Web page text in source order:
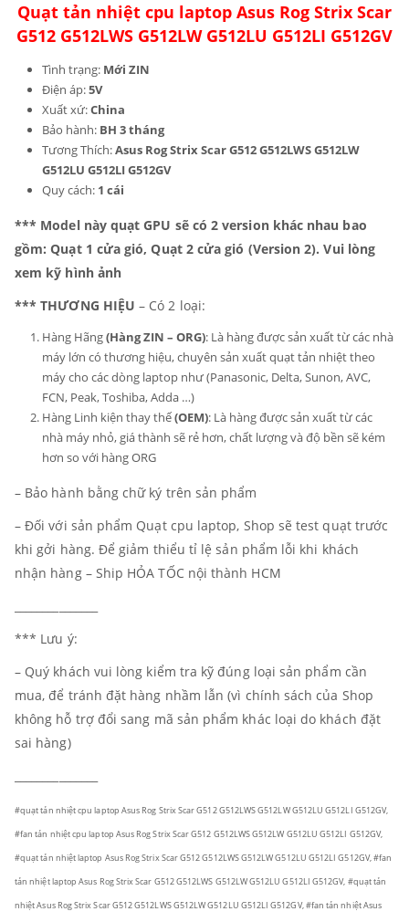
Quạt tản nhiệt cpu laptop Asus Rog Strix Scar
G512 G512LWS G512LW G512LU G512LI G512GV
Tình trạng: Mới ZIN
Điện áp:5V
Xuất xứ:China
Bảo hành: BH 3 tháng
Tương Thích:Asus Rog Strix Scar G512 G512LWS G512LW
G512LU G512LI G512GV
Quy cách: 1 cái
*** Model này quạt GPU sẽ có 2 version khác nhau bao
gồm: Quạt 1 cửa gió, Quạt 2 cửa gió (Version 2). Vui lòng
xem kỹ hình ảnh
*** THƯƠNG HIỆU – Có 2 loại:
Hàng Hãng(Hàng ZIN – ORG): Là hàng được sản xuất từ các nhà
máy lớn có thương hiệu, chuyên sản xuất quạt tản nhiệt theo
máy cho các dòng laptop như (Panasonic, Delta, Sunon, AVC,
FCN, Peak, Toshiba, Adda …)
Hàng Linh kiện thay thế(OEM): Là hàng được sản xuất từ các
nhà máy nhỏ, giá thành sẽ rẻ hơn, chất lượng và độ bền sẽ kém
hơn so với hàng ORG
– Bảo hành bằng chữ ký trên sản phẩm
– Đối với sản phẩm Quạt cpu laptop, Shop sẽ test quạt trước
khi gởi hàng. Để giảm thiểu tỉ lệ sản phẩm lỗi khi khách
nhận hàng – Ship HỎA TỐC nội thành HCM
*** Lưu ý:
– Quý khách vui lòng kiểm tra kỹ đúng loại sản phẩm cần
mua, để tránh đặt hàng nhầm lẫn (vì chính sách của Shop
không hỗ trợ đổi sang mã sản phẩm khác loại do khách đặt
sai hàng)
#quạt tản nhiệt cpu laptop Asus Rog Strix Scar G512 G512LWS G512LW G512LU G512LI G512GV,
#fan tản nhiệt cpu laptop Asus Rog Strix Scar G512 G512LWS G512LW G512LU G512LI G512GV,
#quạt tản nhiệt laptop Asus Rog Strix Scar G512 G512LWS G512LW G512LU G512LI G512GV, #fan
tản nhiệt laptop Asus Rog Strix Scar G512 G512LWS G512LW G512LU G512LI G512GV, #quạt tản
nhiệt Asus Rog Strix Scar G512 G512LWS G512LW G512LU G512LI G512GV, #fan tản nhiệt Asus